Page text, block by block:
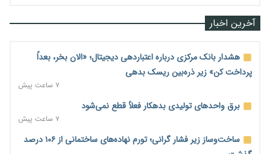
آخرین اخبار
هشدار بانک مرکزی درباره اعتباردهی دیجیتال؛ «الان بخر، بعداً
پرداخت کن» زیر ذره‌بین ریسک بدهی
۷ ساعت پیش
برق واحدهای تولیدی بدهکار فعلاً قطع نمی‌شود
۷ ساعت پیش
ساخت‌وساز زیر فشار گرانی؛ تورم نهاده‌های ساختمانی از ۱۰۶ درصد